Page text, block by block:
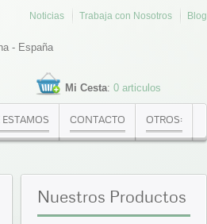
Noticias Trabaja con Nosotros Blog
- España
Mi Cesta: 0 articulos
CONTACTO OTROS:
Nuestros Productos